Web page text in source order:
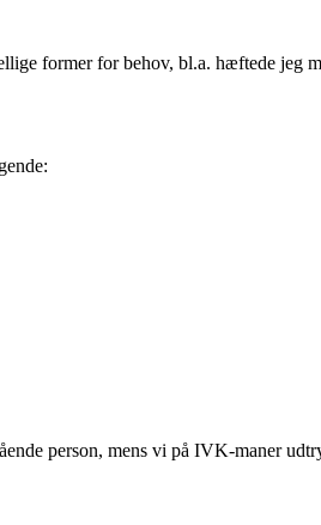
former for behov, bl.a. hæftede jeg
person, mens vi på IVK-maner